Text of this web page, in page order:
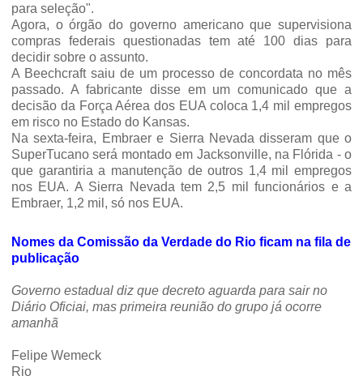
para seleção".
Agora, o órgão do governo americano que supervisiona
compras federais questionadas tem até 100 dias para
decidir sobre o assunto.
A Beechcraft saiu de um processo de concordata no mês
passado. A fabricante disse em um comunicado que a
decisão da Força Aérea dos EUA coloca 1,4 mil empregos
em risco no Estado do Kansas.
Na sexta-feira, Embraer e Sierra Nevada disseram que o
SuperTucano será montado em Jacksonville, na Flórida - o
que garantiria a manutenção de outros 1,4 mil empregos
nos EUA. A Sierra Nevada tem 2,5 mil funcionários e a
Embraer, 1,2 mil, só nos EUA.
Nomes da Comissão da Verdade do Rio ficam na fila de
publicação
Governo estadual diz que decreto aguarda para sair no
Diário Oficiai, mas primeira reunião do grupo já ocorre
amanhã
Felipe Wemeck
Rio